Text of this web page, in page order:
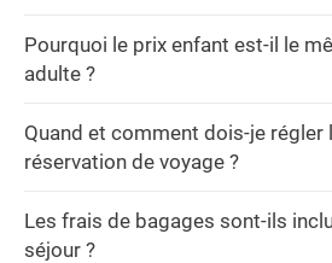
Pourquoi le prix enfant est-il le
adulte ?
Quand et comment dois-je régler
réservation de voyage ?
Les frais de bagages sont-ils
séjour ?